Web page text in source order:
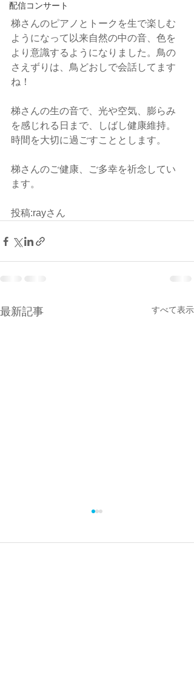
配信コンサート
梯さんのピアノとトークを生で楽しむ
ようになって以来自然の中の音、色を
より意識するようになりました。鳥の
さえずりは、鳥どおしで会話してます
ね！
梯さんの生の音で、光や空気、膨らみ
を感じれる日まで、しばし健康維持。
時間を大切に過ごすこととします。
梯さんのご健康、ご多幸を祈念してい
ます。
投稿:rayさん
最新記事 すべて表示